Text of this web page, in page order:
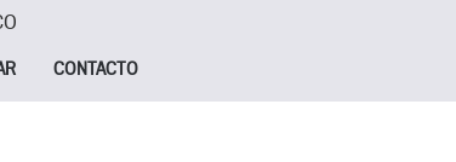
CONTACTO